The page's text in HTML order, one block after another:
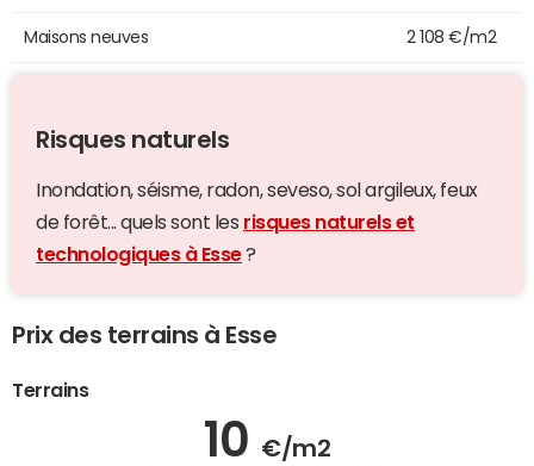
Maisons neuves 2 108 €/m2
Risques naturels
Inondation, séisme, radon, seveso, sol argileux, feux
de forêt... quels sont les risques naturels et
technologiques à Esse?
Prix des terrains à Esse
Terrains
10 €/m2